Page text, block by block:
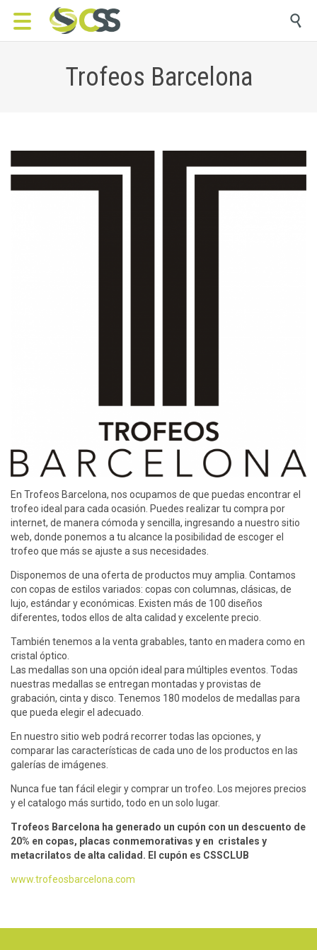

Trofeos Barcelona
En Trofeos Barcelona, nos ocupamos de que puedas encontrar el
trofeo ideal para cada ocasión. Puedes realizar tu compra por
internet, de manera cómoda y sencilla, ingresando a nuestro sitio
web, donde ponemos a tu alcance la posibilidad de escoger el
trofeo que más se ajuste a sus necesidades.
Disponemos de una oferta de productos muy amplia. Contamos
con copas de estilos variados: copas con columnas, clásicas, de
lujo, estándar y económicas. Existen más de 100 diseños
diferentes, todos ellos de alta calidad y excelente precio.
También tenemos a la venta grabables, tanto en madera como en
cristal óptico.
Las medallas son una opción ideal para múltiples eventos. Todas
nuestras medallas se entregan montadas y provistas de
grabación, cinta y disco. Tenemos 180 modelos de medallas para
que pueda elegir el adecuado.
En nuestro sitio web podrá recorrer todas las opciones, y
comparar las características de cada uno de los productos en las
galerías de imágenes.
Nunca fue tan fácil elegir y comprar un trofeo. Los mejores precios
y el catalogo más surtido, todo en un solo lugar.
Trofeos Barcelona ha generado un cupón con un descuento de
20% en copas, placas conmemorativas y en cristales y
metacrilatos de alta calidad. El cupón es CSSCLUB
www.trofeosbarcelona.com